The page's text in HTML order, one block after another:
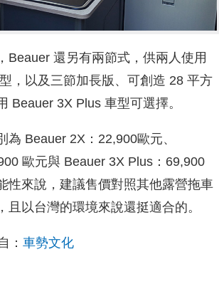
Beauer 還另有兩節式，供兩人使用
，以及三節加長版、可創造 28 平方
Beauer 3X Plus 車型可選擇。
為 Beauer 2X：22,900歐元、
歐元與 Beauer 3X Plus：69,900
性來說，建議售價對照其他露營拖車
且以台灣的環境來說還挺適合的。
： 車勢文化